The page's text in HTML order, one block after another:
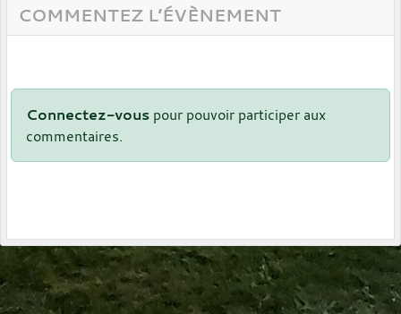
COMMENTEZ L’ÉVÈNEMENT
Connectez-vous pour pouvoir participer aux
commentaires.